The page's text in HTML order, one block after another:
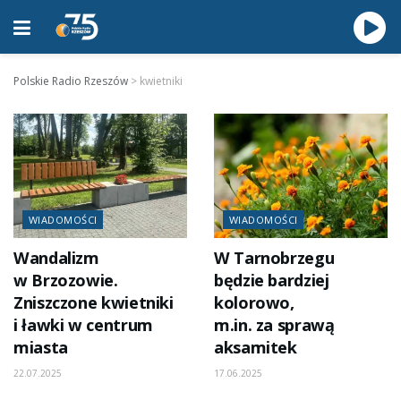
Polskie Radio Rzeszów > kwietniki
WIADOMOŚCI
Wandalizm
w Brzozowie.
Zniszczone kwietniki
i ławki w centrum
miasta
22.07.2025
WIADOMOŚCI
W Tarnobrzegu
będzie bardziej
kolorowo,
m.in. za sprawą
aksamitek
17.06.2025